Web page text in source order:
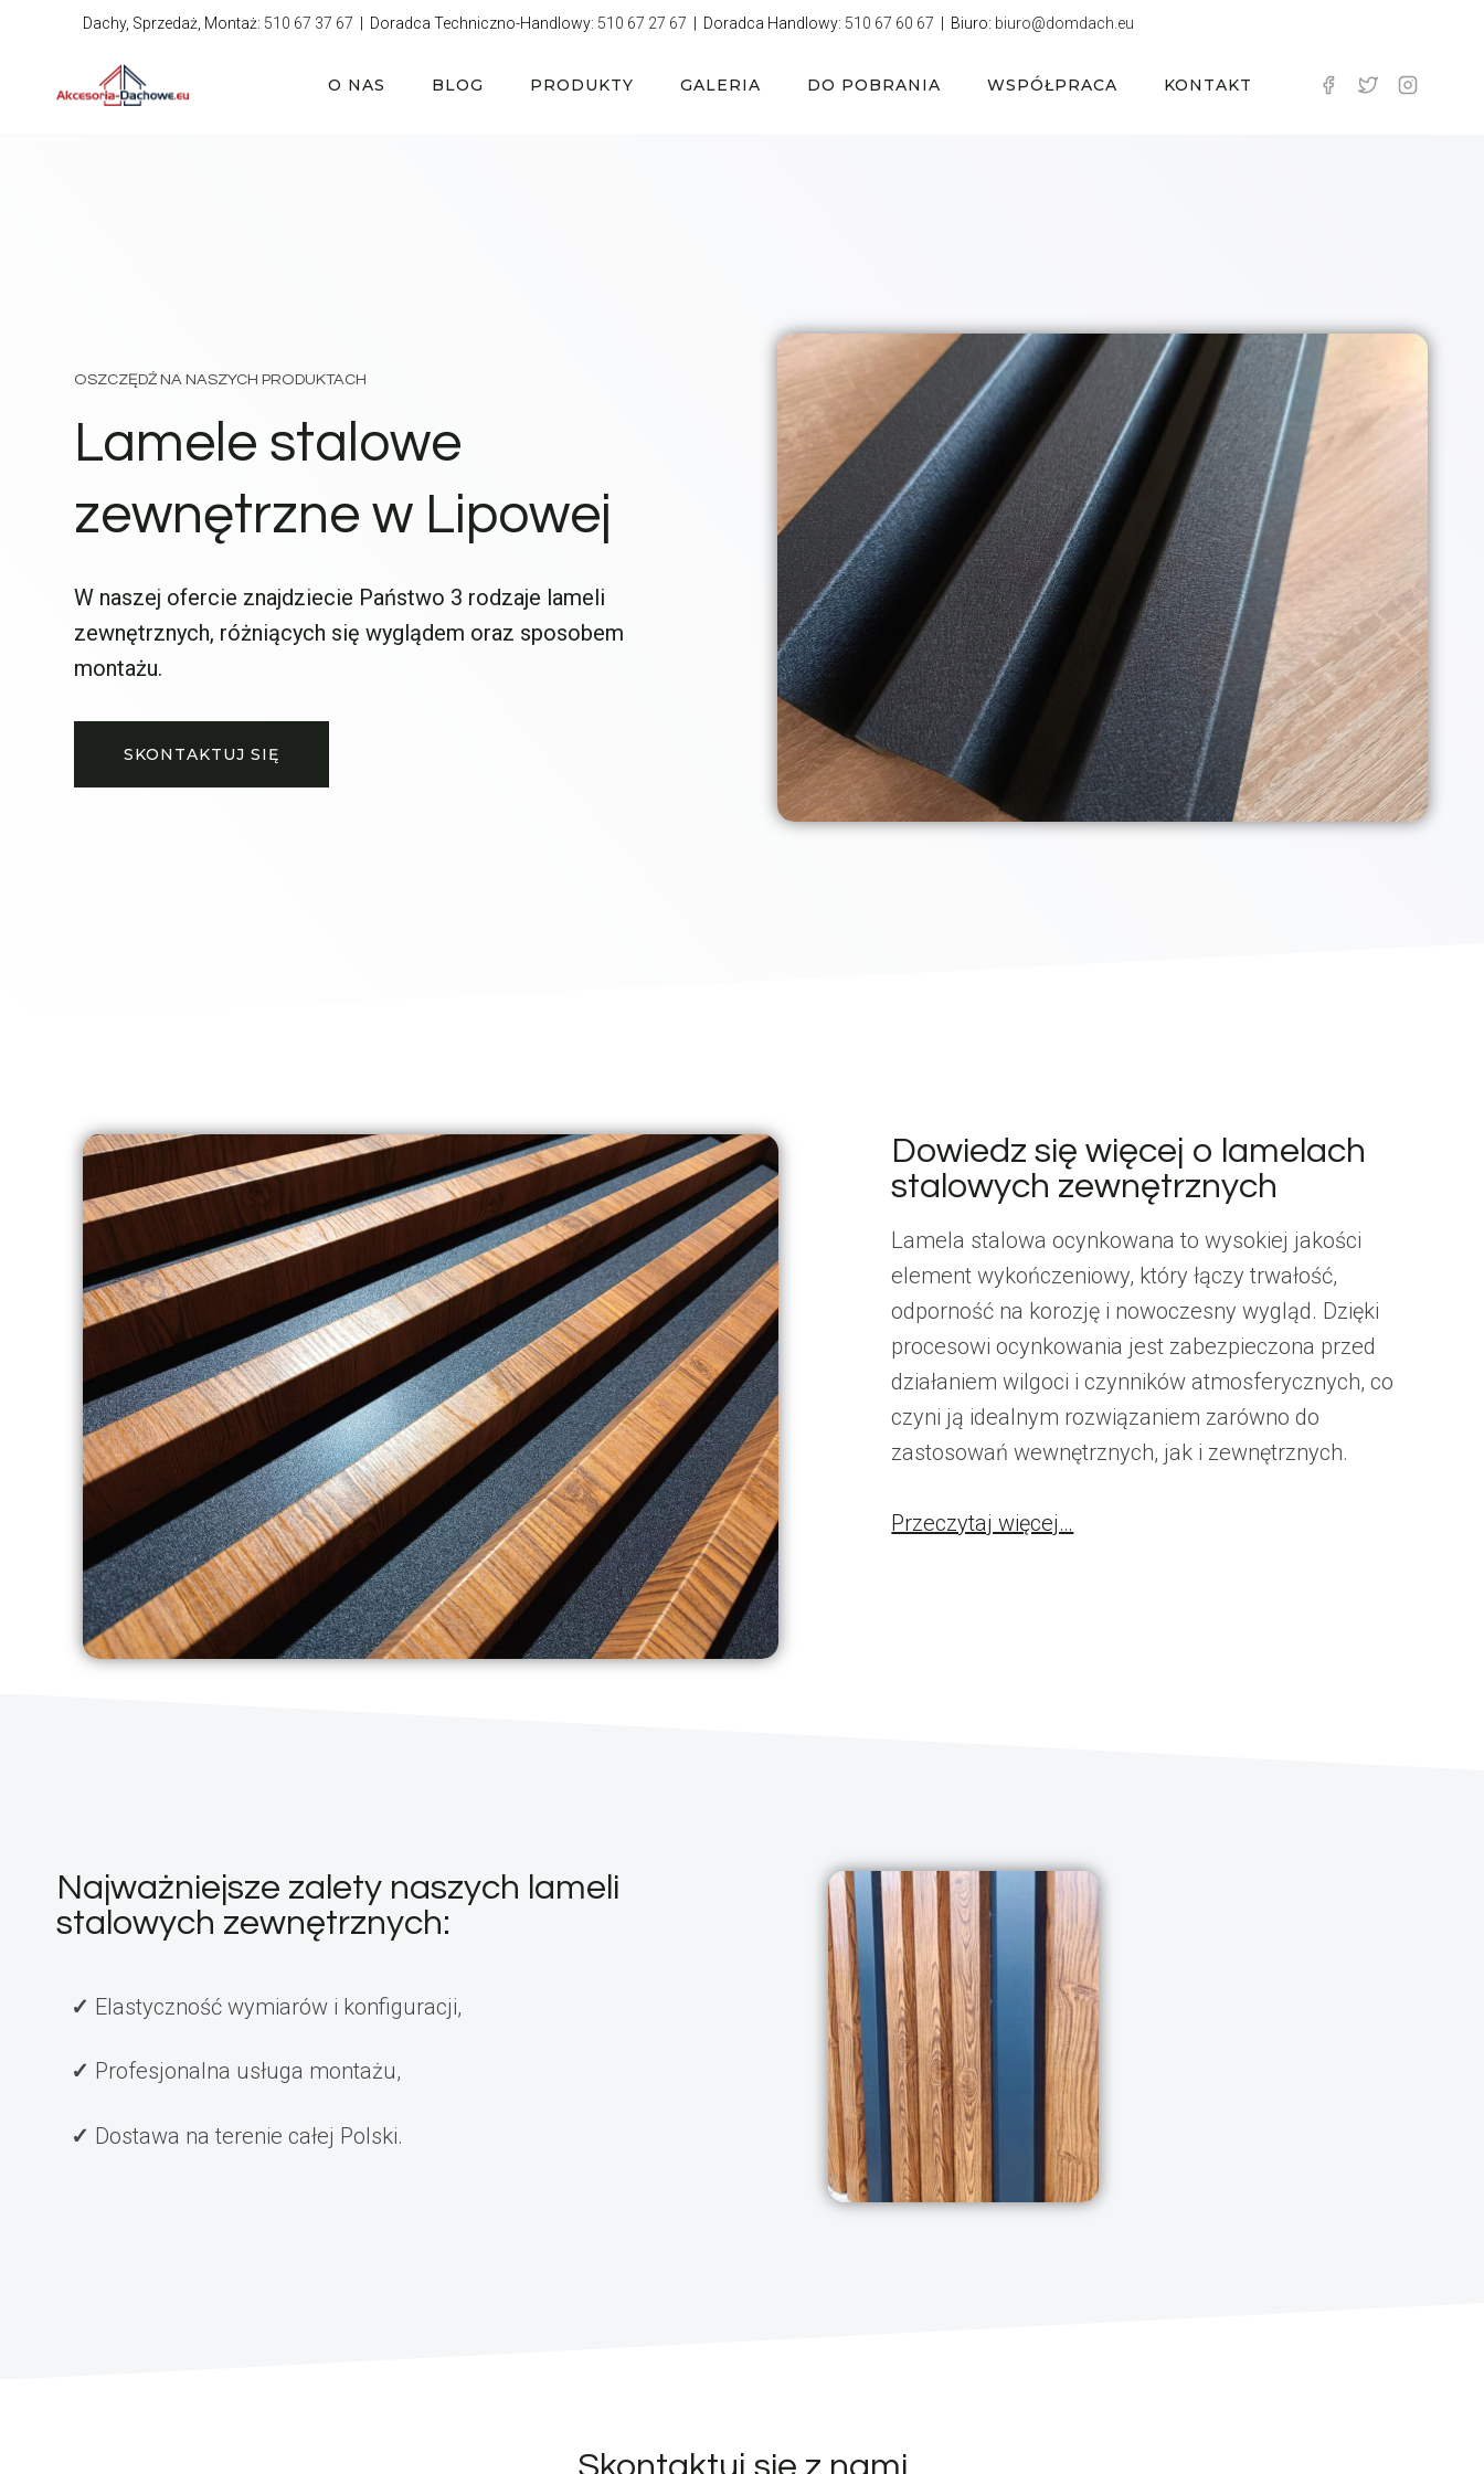
Dachy, Sprzedaż, Montaż: 510 67 37 67 | Doradca Techniczno-Handlowy: 510 67 27 67 | Doradca Handlowy: 510 67 60 67 | Biuro: biuro@domdach.eu
O NAS BLOG PRODUKTY GALERIA DO POBRANIA WSPÓŁPRACA KONTAKT
OSZCZĘDŹ NA NASZYCH PRODUKTACH
Lamele stalowe
zewnętrzne w Lipowej
W naszej ofercie znajdziecie Państwo 3 rodzaje lameli
zewnętrznych, różniących się wyglądem oraz sposobem
montażu.
SKONTAKTUJ SIĘ
Dowiedz się więcej o lamelach
stalowych zewnętrznych
Lamela stalowa ocynkowana to wysokiej jakości
element wykończeniowy, który łączy trwałość,
odporność na korozję i nowoczesny wygląd. Dzięki
procesowi ocynkowania jest zabezpieczona przed
działaniem wilgoci i czynników atmosferycznych, co
czyni ją idealnym rozwiązaniem zarówno do
zastosowań wewnętrznych, jak i zewnętrznych.
Przeczytaj więcej…
Najważniejsze zalety naszych lameli
stalowych zewnętrznych:
Elastyczność wymiarów i konfiguracji,
Profesjonalna usługa montażu,
Dostawa na terenie całej Polski.
Skontaktuj się z nami